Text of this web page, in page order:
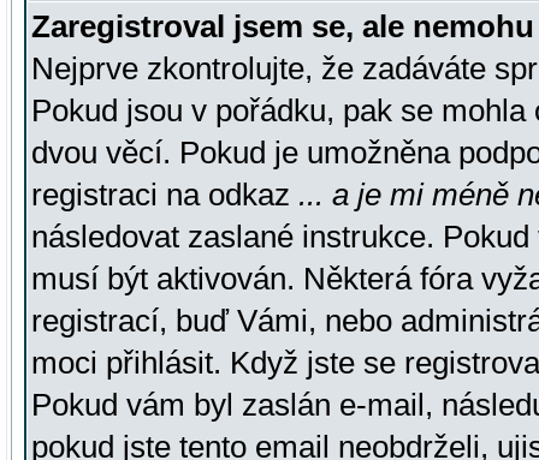
Zaregistroval jsem se, ale
Nejprve zkontrolujte, že zadáváte
Pokud jsou v pořádku, pak se
dvou věcí. Pokud je umožněna
registraci na odkaz ... a je mi méně
následovat zaslané instrukce.
musí být aktivován. Některá fóra
registrací, buď Vámi, nebo
moci přihlásit. Když jste se
Pokud vám byl zaslán e-mail,
pokud jste tento email neobdrželi,